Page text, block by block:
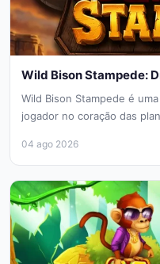
Wild Bison Stampede:
Wild Bison Stampede é
jogador no coração das
04 ago 2026